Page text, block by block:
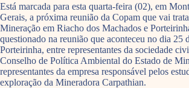
Está marcada para esta quarta-feira (02), em
Gerais, a próxima reunião da Copam que vai
Mineração em Riacho dos Machados e
questionado na reunião que aconteceu no dia 25
Porteirinha, entre representantes da sociedade
Conselho de Política Ambiental do Estado de
representantes da empresa responsável pelos
exploração da Mineradora Carpathian.